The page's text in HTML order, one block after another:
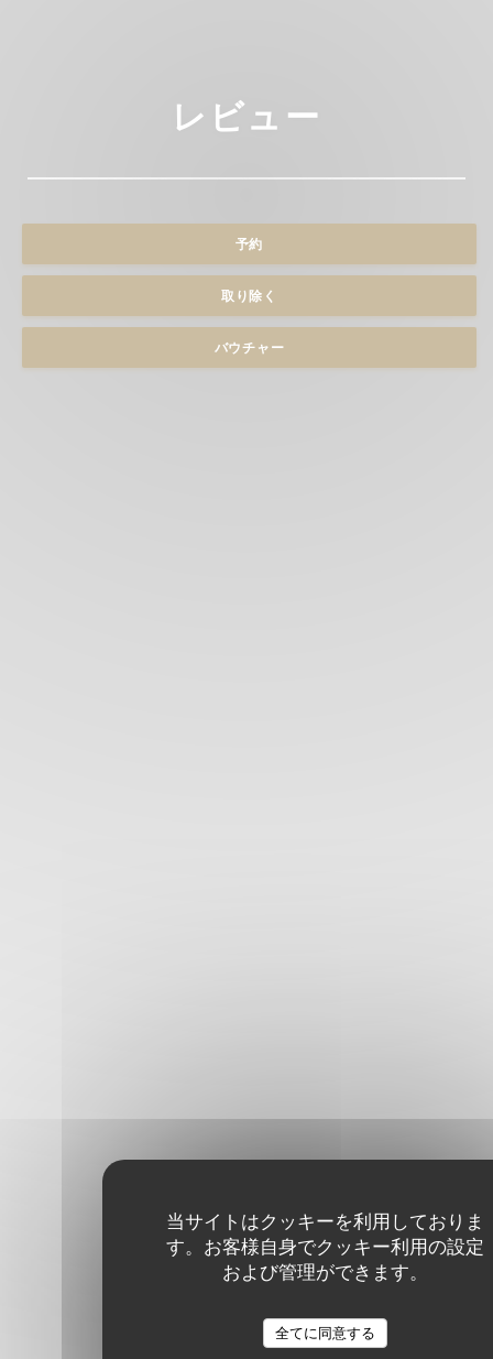
当サイトはクッキーを利用しておりま
す。お客様自身でクッキー利用の設定
および管理ができます。
全てに同意する
レビュー
予約
取り除く
バウチャー